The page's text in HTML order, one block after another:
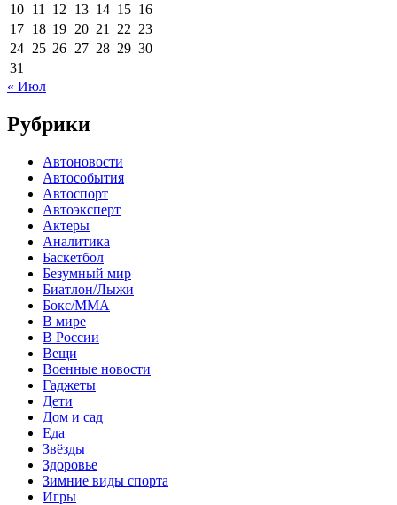
10 11 12 13 14 15 16
17 18 19 20 21 22 23
24 25 26 27 28 29 30
31
« Июл
Рубрики
Автоновости
Автособытия
Автоспорт
Автоэксперт
Актеры
Аналитика
Баскетбол
Безумный мир
Биатлон/Лыжи
Бокс/MMA
В мире
В России
Вещи
Военные новости
Гаджеты
Дети
Дом и сад
Еда
Звёзды
Здоровье
Зимние виды спорта
Игры